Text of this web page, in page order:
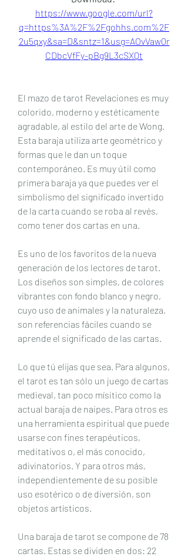
https://www.google.com/url?
q=https%3A%2F%2Fgohhs.com%2F
2u5qxy&sa=D&sntz=1&usg=AOvVaw0r
CDbcVfFy-pBg9L3cSXQt
El mazo de tarot Revelaciones es muy
colorido, moderno y estéticamente
agradable, al estilo del arte de Wong.
Esta baraja utiliza arte geométrico y
formas que le dan un toque
contemporáneo. Es muy útil como
primera baraja ya que puedes ver el
simbolismo del significado invertido
de la carta cuando se roba al revés,
como tener dos cartas en una.
Es uno de los favoritos de la nueva
generación de los lectores de tarot.
Los diseños son simples, de colores
vibrantes con fondo blanco y negro,
cuyo uso de animales y la naturaleza,
son referencias fáciles cuando se
aprende el significado de las cartas.
Lo que tú elijas que sea. Para algunos,
el tarot es tan sólo un juego de cartas
medieval, tan poco mísitico como la
actual baraja de naipes. Para otros es
una herramienta espiritual que puede
usarse con fines terapéuticos,
meditativos o, el más conocido,
adivinatorios. Y para otros más,
independientemente de su posible
uso esotérico o de diversión, son
objetos artísticos.
Una baraja de tarot se compone de 78
cartas. Estas se dividen en dos: 22